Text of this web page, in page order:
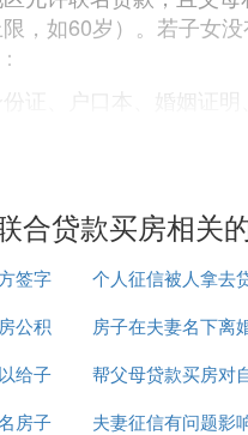
，如60岁）。若子女
：
份证、户口本、婚姻证
：
母名义申请，但房屋
：
款额度不够，可考虑
需求。
合贷款买房相关
签字
个人征信被人拿去
了咋办
公积
房子在夫妻名下离
如何贷款
给子
帮父母贷款买房对
买房有何影响吗
房子
夫妻征信有问题影